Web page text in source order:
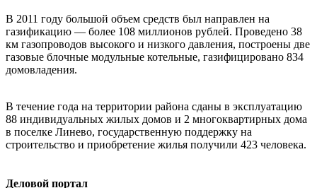
В 2011 году большой объем средств был направлен на
газификацию — более 108 миллионов рублей. Проведено 38
км газопроводов высокого и низкого давления, построены две
газовые блочные модульные котельные, газифицировано 834
домовладения.
В течение года на территории района сданы в эксплуатацию
88 индивидуальных жилых домов и 2 многоквартирных дома
в поселке Линево, государственную поддержку на
строительство и приобретение жилья получили 423 человека.
Деловой портал